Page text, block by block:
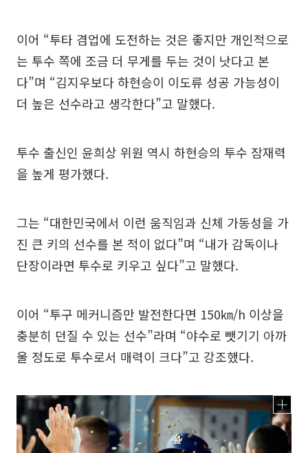
이어 “투타 겸업에 도전하는 것은 좋지만 개인적으로
는 투수 쪽에 조금 더 무게를 두는 것이 낫다고 본
다”며 “김지우보다 하현승이 이도류 성공 가능성이
더 높은 선수라고 생각한다”고 말했다.
투수 출신인 윤희상 위원 역시 하현승의 투수 잠재력
을 높게 평가했다.
그는 “대한민국에서 이런 움직임과 신체 가동성을 가
진 큰 키의 선수를 본 적이 없다”며 “내가 감독이나
단장이라면 투수로 키우고 싶다”고 말했다.
이어 “투구 메커니즘만 발전한다면 150㎞/h 이상을
충분히 던질 수 있는 선수”라며 “야수로 뺏기기 아까
울 정도로 투수로서 매력이 크다”고 강조했다.